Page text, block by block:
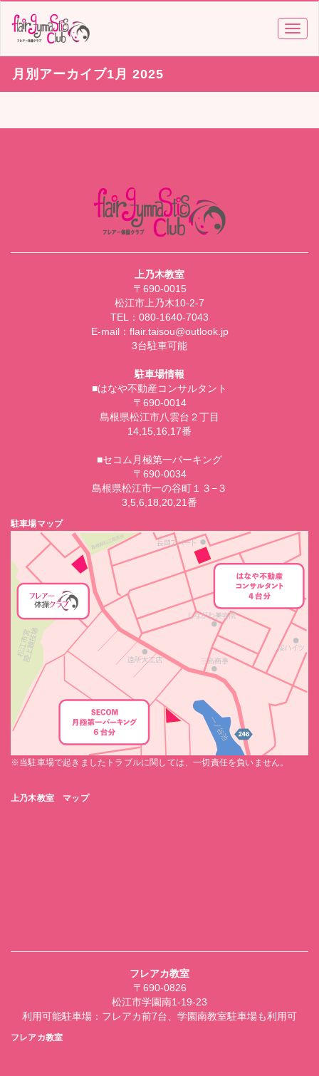
月別アーカイブ1月 2025
上乃木教室
〒690-0015
松江市上乃木10-2-7
TEL：080-1640-7043
E-mail：flair.taisou@outlook.jp
3台駐車可能
駐車場情報
■はなや不動産コンサルタント
〒690-0014
島根県松江市八雲台２丁目
14,15,16,17番
■セコム月極第一パーキング
〒690-0034
島根県松江市一の谷町１３−３
3,5,6,18,20,21番
駐車場マップ
※当駐車場で起きましたトラブルに関しては、一切責任を負いません。
上乃木教室 マップ
フレアカ教室
〒690-0826
松江市学園南1-19-23
利用可能駐車場：フレアカ前7台、学園南教室駐車場も利用可
フレアカ教室